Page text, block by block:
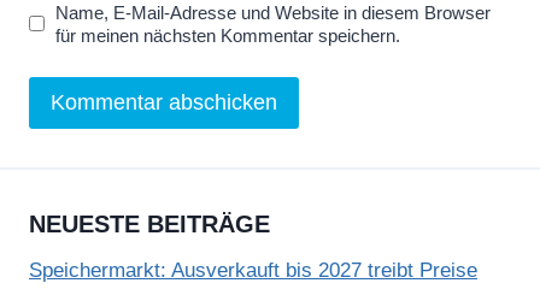
Name, E-Mail-Adresse und Website in diesem Browser
für meinen nächsten Kommentar speichern.
NEUESTE BEITRÄGE
Speichermarkt: Ausverkauft bis 2027 treibt Preise